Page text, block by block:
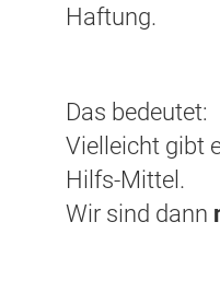
Haftung.
Das bedeutet:
Vielleicht gibt
Hilfs-Mittel.
Wir sind dann